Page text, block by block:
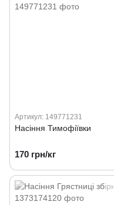
Артикул: 149771231
Насіння Тимофіївки
170 грн/кг